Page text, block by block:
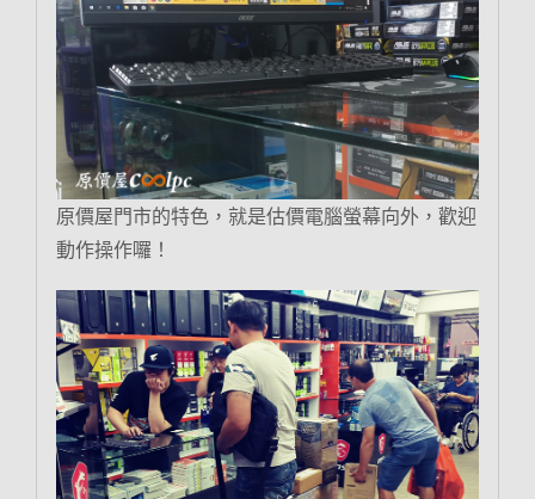
原價屋門市的特色，就是估價電腦螢幕向外，歡迎
動作操作囉！